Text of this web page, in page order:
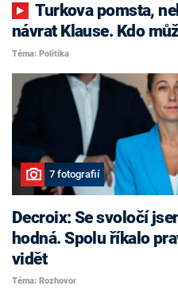
Turkova pomsta, nekonfliktní Havlíček i
návrat Klause. Kdo
Téma: Politika
7 fotografií
Decroix: Se svoločí
hodná. Spolu říkalo
vidět
Téma: Rozhovor